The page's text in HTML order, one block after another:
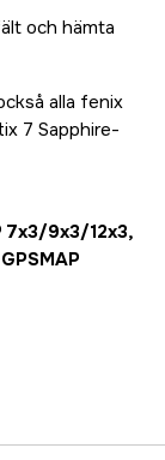
och hämta
alla fenix
7 Sapphire-
7x3/9x3/12x3,